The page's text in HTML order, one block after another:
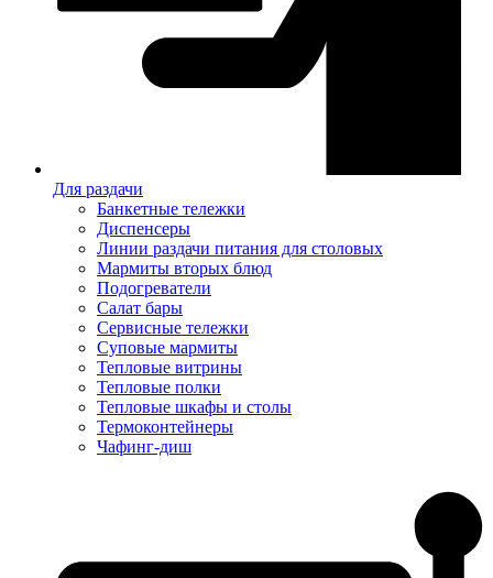
Для раздачи
Банкетные тележки
Диспенсеры
Линии раздачи питания для столовых
Мармиты вторых блюд
Подогреватели
Салат бары
Сервисные тележки
Суповые мармиты
Тепловые витрины
Тепловые полки
Тепловые шкафы и столы
Термоконтейнеры
Чафинг-диш